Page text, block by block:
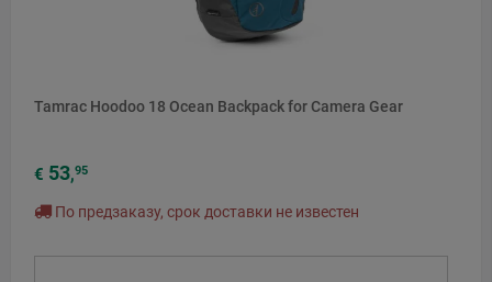
Tamrac Hoodoo 18 Ocean Backpack for Camera Gear
€ 53,95
По предзаказу, срок доставки не известен